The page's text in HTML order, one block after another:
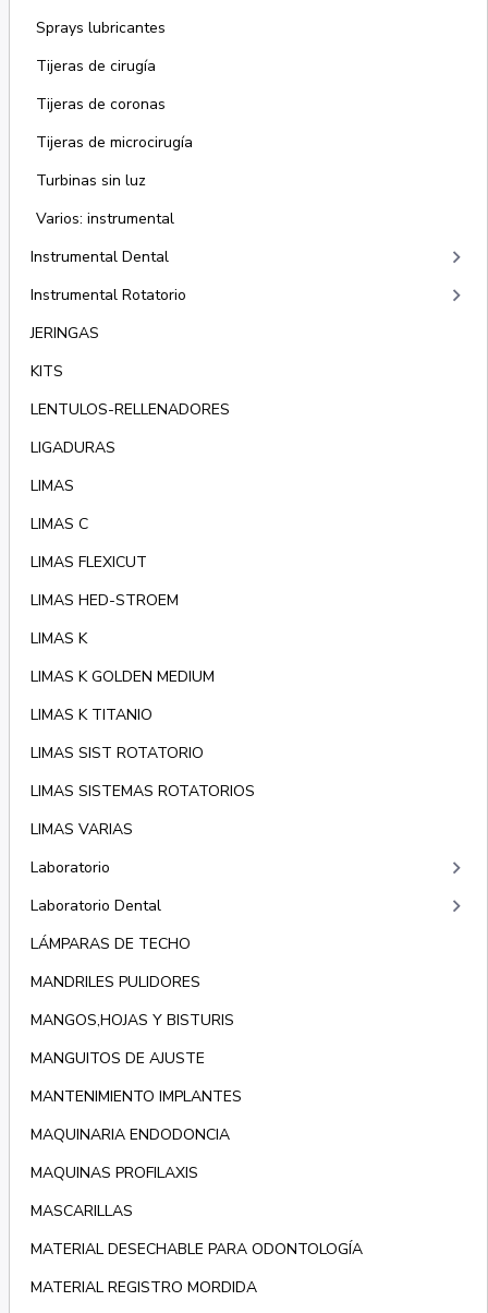
Sprays lubricantes
Tijeras de cirugía
Tijeras de coronas
Tijeras de microcirugía
Turbinas sin luz
Varios: instrumental
Instrumental Dental
keyboard_arrow_right
Instrumental Rotatorio keyboard_arrow_right
JERINGAS
KITS
LENTULOS-RELLENADORES
LIGADURAS
LIMAS
LIMAS C
LIMAS FLEXICUT
LIMAS HED-STROEM
LIMAS K
LIMAS K GOLDEN MEDIUM
LIMAS K TITANIO
LIMAS SIST ROTATORIO
LIMAS SISTEMAS ROTATORIOS
LIMAS VARIAS
Laboratorio
keyboard_arrow_right
Laboratorio Dental keyboard_arrow_right
LÁMPARAS DE TECHO
MANDRILES PULIDORES
MANGOS,HOJAS Y BISTURIS
MANGUITOS DE AJUSTE
MANTENIMIENTO IMPLANTES
MAQUINARIA ENDODONCIA
MAQUINAS PROFILAXIS
MASCARILLAS
MATERIAL DESECHABLE PARA ODONTOLOGÍA
MATERIAL REGISTRO MORDIDA